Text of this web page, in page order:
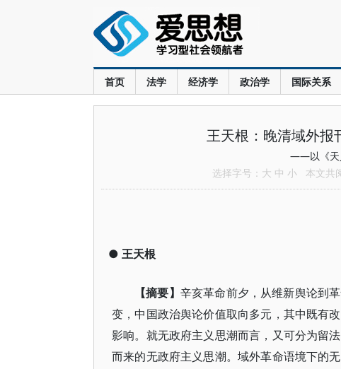
首页 法学 经济学 政治学 国际关系
王天根：晚清域外报
——以《天
选择字号： 大 中 小 本文共
● 王天根
【摘要】 辛亥革命前夕，从维新舆论到
变，中国政治舆论价值取向多元，其中既有
影响。就无政府主义思潮而言，又可分为留
而来的无政府主义思潮。域外革命语境下的